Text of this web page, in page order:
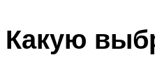
Какую